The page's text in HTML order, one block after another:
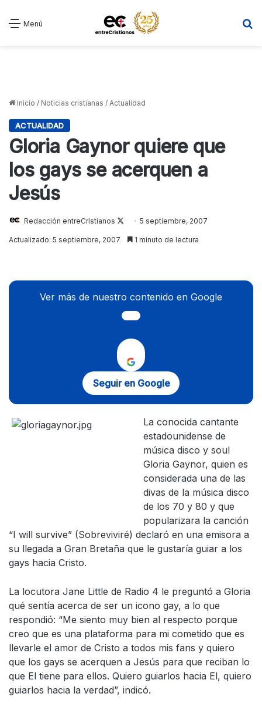
Menú
Inicio / Noticias cristianas / Actualidad
ACTUALIDAD
Gloria Gaynor quiere que
los gays se acerquen a
Jesús
Redacción entreCristianos
Follow
on
5 septiembre, 2007
Actualizado: 5 septiembre, 2007 1 minuto de lectura
Ver más de nuestro contenido en Google
Seguir en Google
La conocida cantante
estadounidense de
música disco y soul
Gloria Gaynor, quien es
considerada una de las
divas de la música disco
de los 70 y 80 y que
popularizara la canción
“I will survive” (Sobreviviré) declaró en una emisora a
su llegada a Gran Bretaña que le gustaría guiar a los
gays hacia Cristo.
La locutora Jane Little de Radio 4 le preguntó a Gloria
qué sentía acerca de ser un icono gay, a lo que
respondió: “Me siento muy bien al respecto porque
creo que es una plataforma para mi cometido que es
llevarle el amor de Cristo a todos mis fans y quiero
que los gays se acerquen a Jesús para que reciban lo
que El tiene para ellos. Quiero guiarlos hacia El, quiero
guiarlos hacia la verdad”, indicó.